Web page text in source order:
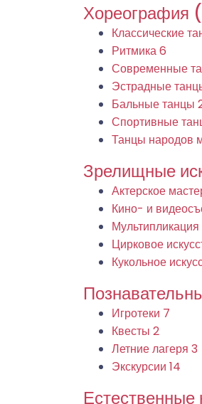
Хореография
Классические
Ритмика6
Современные
Эстрадные
Бальные танцы
Спортивные
Танцы народов
Зрелищные
Актерское
Кино- и
Мультипликация
Цирковое
Кукольное
Игротеки 7
Квесты 2
Летние лагеря 3
Экскурсии 14
Естественные